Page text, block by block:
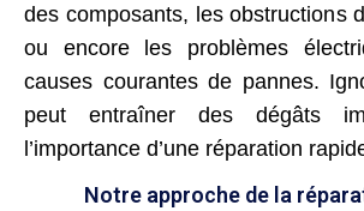
des composants, les obstructions
ou encore les problèmes
causes courantes de pannes.
peut entraîner des dégâts
l’importance d’une réparation
Notre approche de la